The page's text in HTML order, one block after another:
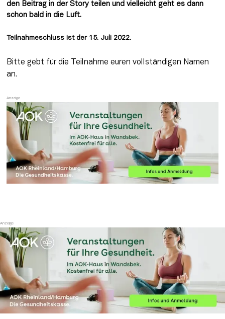
den Beitrag in der Story teilen und vielleicht geht es dann
schon bald in die Luft.
Teilnahmeschluss ist der 15. Juli 2022.
Bitte gebt für die Teilnahme euren vollständigen Namen
an.